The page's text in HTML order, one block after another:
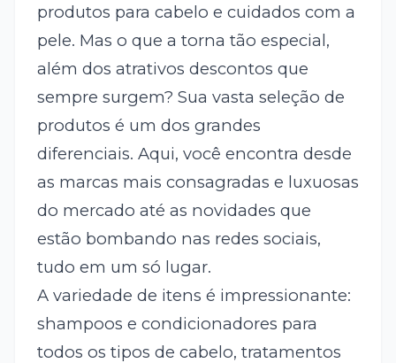
produtos para cabelo e cuidados com a
pele. Mas o que a torna tão especial,
além dos atrativos descontos que
sempre surgem? Sua vasta seleção de
produtos é um dos grandes
diferenciais. Aqui, você encontra desde
as marcas mais consagradas e luxuosas
do mercado até as novidades que
estão bombando nas redes sociais,
tudo em um só lugar.
A variedade de itens é impressionante:
shampoos e condicionadores para
todos os tipos de cabelo, tratamentos